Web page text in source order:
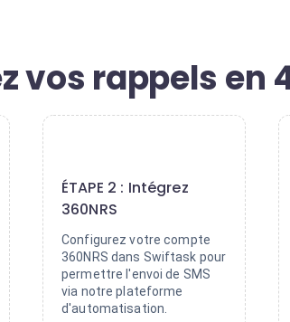
vos rappels en
ÉTAPE 2 : Intégrez
360NRS
Configurez votre compte
360NRS dans Swiftask pour
permettre l'envoi de SMS
via notre plateforme
d'automatisation.